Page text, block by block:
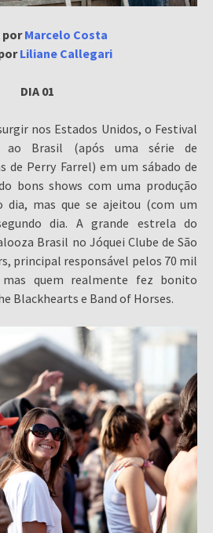
porMarcelo Costa
Liliane Callegari
DIA 01
nos Estados Unidos, o Festival
ao Brasil (após uma série de
de Perry Farrel) em um sábado de
bons shows com uma produção
dia, mas que se ajeitou (com um
dia. A grande estrela do
Brasil no Jóquei Clube de São
principal responsável pelos 70 mil
mas quem realmente fez bonito
Blackhearts e Band of Horses.